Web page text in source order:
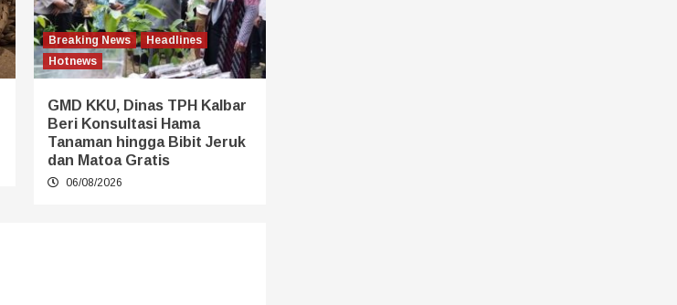
Breaking News
Headlines
Hotnews
GMD KKU, Dinas TPH Kalbar
Beri Konsultasi Hama
Tanaman hingga Bibit Jeruk
dan Matoa Gratis
06/08/2026